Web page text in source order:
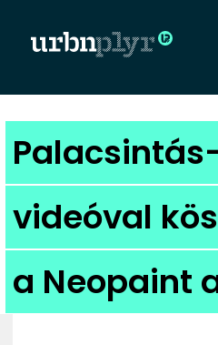
HIP
videóval
a Neopaint